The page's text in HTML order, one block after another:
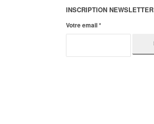
INSCRIPTION NEWSLETTER
Votre email*